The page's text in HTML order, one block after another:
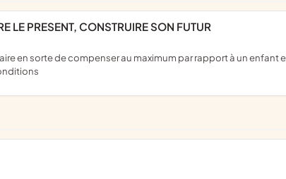
LE PRESENT, CONSTRUIRE SON FUTUR